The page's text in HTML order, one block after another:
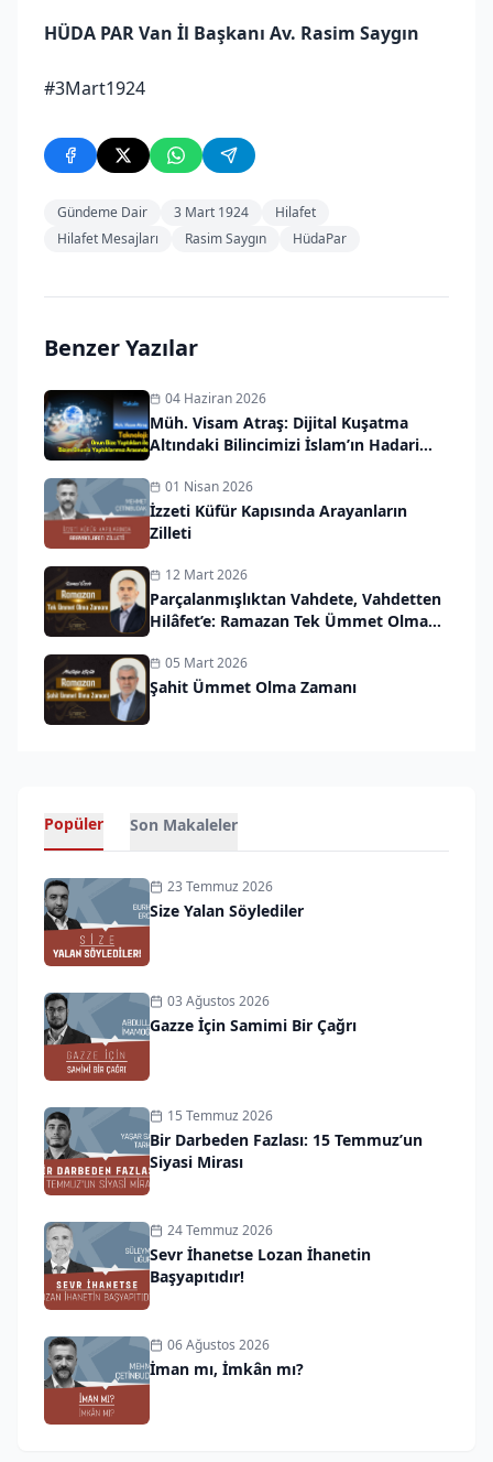
HÜDA PAR Van İl Başkanı Av. Rasim Saygın
#3Mart1924
Gündeme Dair 3 Mart 1924
Hilafet
Hilafet Mesajları
Rasim Saygın HüdaPar
Benzer Yazılar
04 Haziran 2026
Müh. Visam Atraş: Dijital Kuşatma
Altındaki Bilincimizi İslam’ın Hadari
01 Nisan 2026
İzzeti Küfür Kapısında Arayanların
Zilleti
12 Mart 2026
Parçalanmışlıktan Vahdete, Vahdetten
Hilâfet’e: Ramazan Tek Ümmet Olma
05 Mart 2026
Şahit Ümmet Olma Zamanı
Popüler Son Makaleler
23 Temmuz 2026
Size Yalan Söylediler
03 Ağustos 2026
Gazze İçin Samimi Bir Çağrı
15 Temmuz 2026
Bir Darbeden Fazlası: 15 Temmuz’un
Siyasi Mirası
24 Temmuz 2026
Sevr İhanetse Lozan İhanetin
Başyapıtıdır!
06 Ağustos 2026
İman mı, İmkân mı?